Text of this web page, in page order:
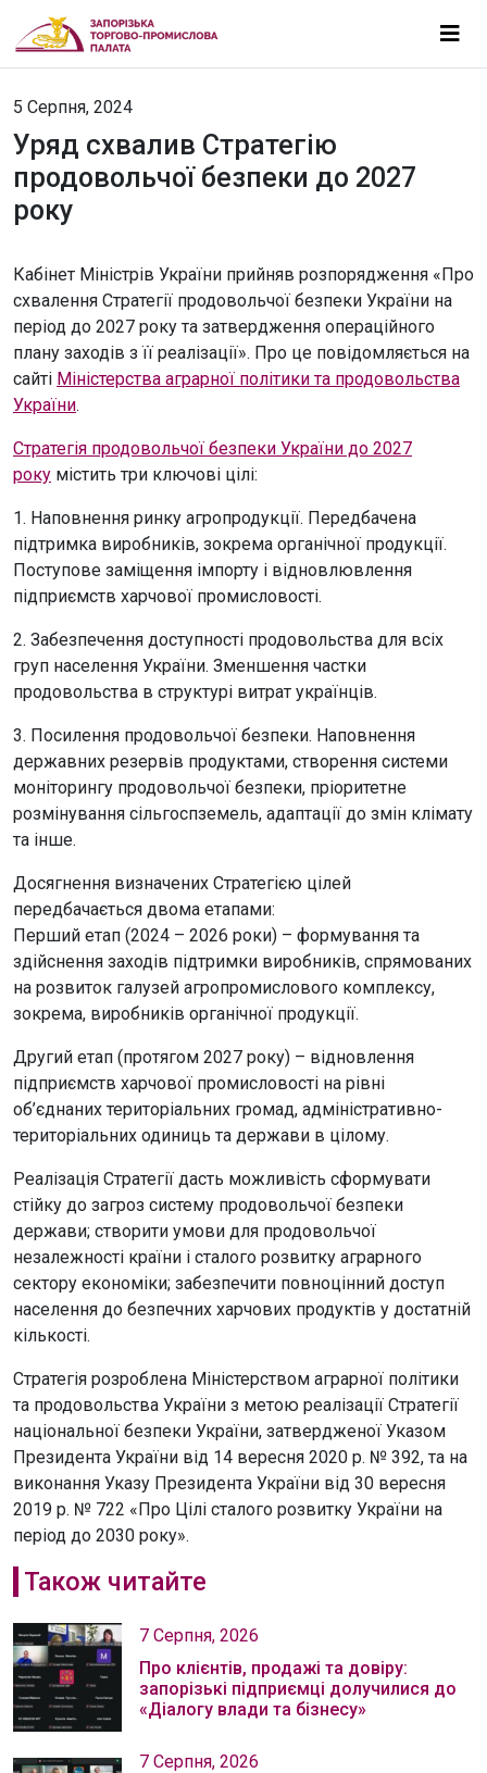
5 Серпня, 2024
Уряд схвалив Стратегію
продовольчої безпеки до 2027
року
Кабінет Міністрів України прийняв розпорядження «Про
схвалення Стратегії продовольчої безпеки України на
період до 2027 року та затвердження операційного
плану заходів з її реалізації». Про це повідомляється на
сайті Міністерства аграрної політики та продовольства
України.
Стратегія продовольчої безпеки України до 2027
року містить три ключові цілі:
1. Наповнення ринку агропродукції. Передбачена
підтримка виробників, зокрема органічної продукції.
Поступове заміщення імпорту і відновлювлення
підприємств харчової промисловості.
2. Забезпечення доступності продовольства для всіх
груп населення України. Зменшення частки
продовольства в структурі витрат українців.
3. Посилення продовольчої безпеки. Наповнення
державних резервів продуктами, створення системи
моніторингу продовольчої безпеки, пріоритетне
розмінування сільгоспземель, адаптації до змін клімату
та інше.
Досягнення визначених Стратегією цілей
передбачається двома етапами:
Перший етап (2024 – 2026 роки) – формування та
здійснення заходів підтримки виробників, спрямованих
на розвиток галузей агропромислового комплексу,
зокрема, виробників органічної продукції.
Другий етап (протягом 2027 року) – відновлення
підприємств харчової промисловості на рівні
об’єднаних територіальних громад, адміністративно-
територіальних одиниць та держави в цілому.
Реалізація Стратегії дасть можливість сформувати
стійку до загроз систему продовольчої безпеки
держави; створити умови для продовольчої
незалежності країни і сталого розвитку аграрного
сектору економіки; забезпечити повноцінний доступ
населення до безпечних харчових продуктів у достатній
кількості.
Стратегія розроблена Міністерством аграрної політики
та продовольства України з метою реалізації Стратегії
національної безпеки України, затвердженої Указом
Президента України від 14 вересня 2020 р. № 392, та на
виконання Указу Президента України від 30 вересня
2019 р. № 722 «Про Цілі сталого розвитку України на
період до 2030 року».
Також читайте
7 Серпня, 2026
Про клієнтів, продажі та довіру:
запорізькі підприємці долучилися до
«Діалогу влади та бізнесу»
7 Серпня, 2026